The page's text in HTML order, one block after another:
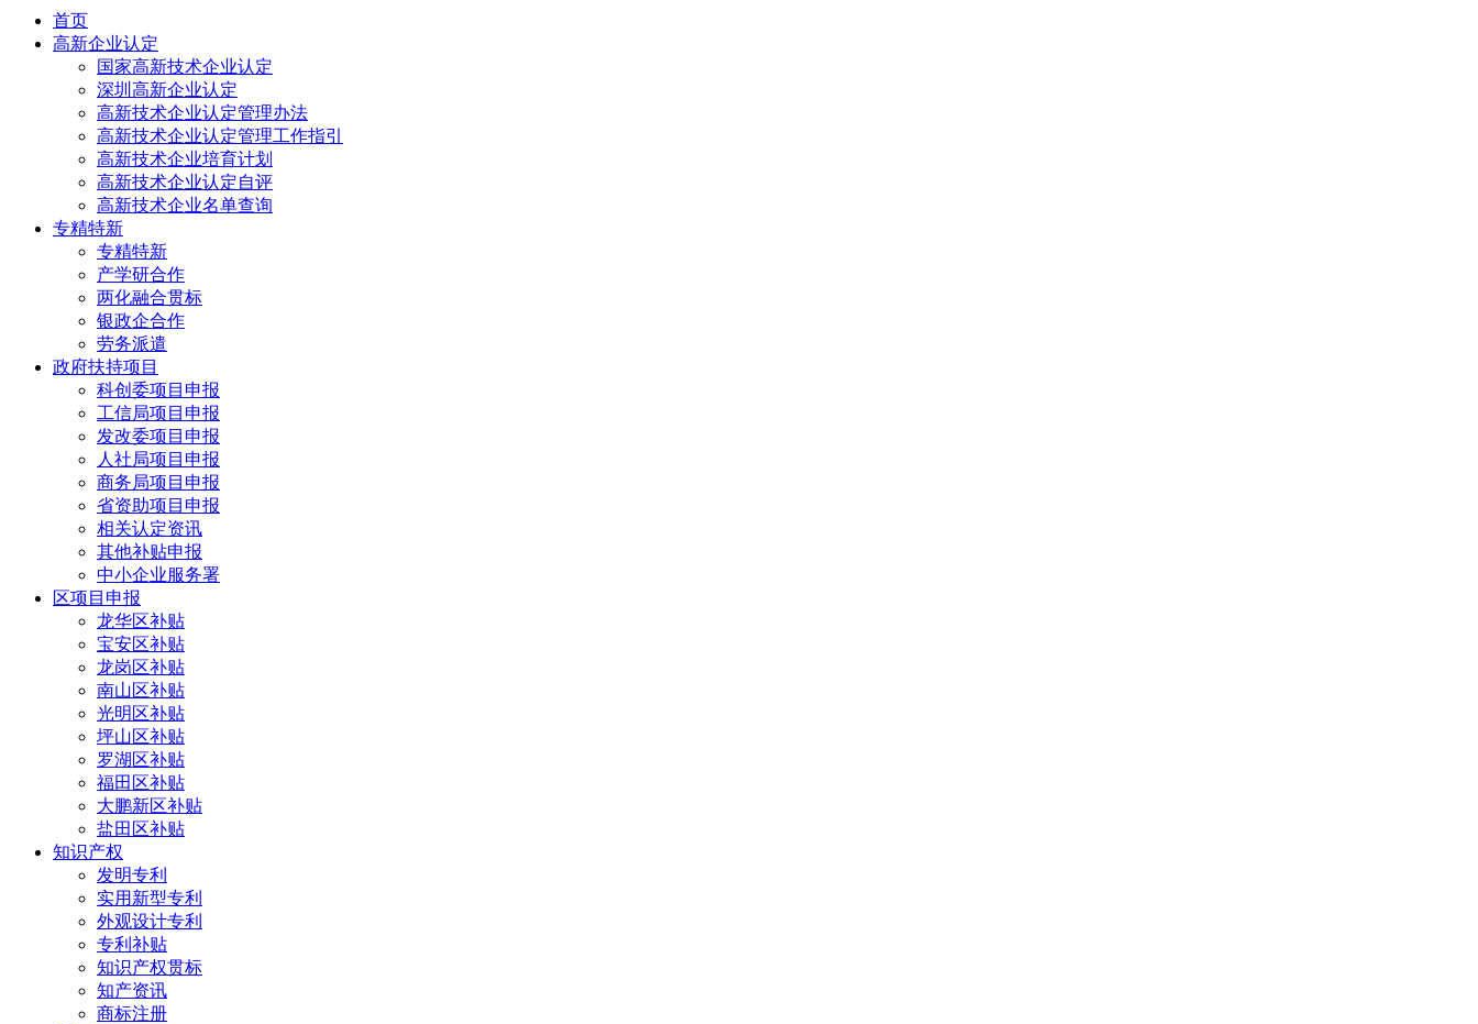
首页
高新企业认定
国家高新技术企业认定
深圳高新企业认定
高新技术企业认定管理办法
高新技术企业认定管理工作指引
高新技术企业培育计划
高新技术企业认定自评
高新技术企业名单查询
专精特新
专精特新
产学研合作
两化融合贯标
银政企合作
劳务派遣
政府扶持项目
科创委项目申报
工信局项目申报
发改委项目申报
人社局项目申报
商务局项目申报
省资助项目申报
相关认定资讯
其他补贴申报
中小企业服务署
区项目申报
龙华区补贴
宝安区补贴
龙岗区补贴
南山区补贴
光明区补贴
坪山区补贴
罗湖区补贴
福田区补贴
大鹏新区补贴
盐田区补贴
知识产权
发明专利
实用新型专利
外观设计专利
专利补贴
知识产权贯标
知产资讯
商标注册